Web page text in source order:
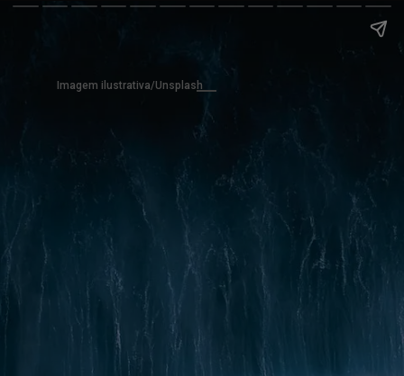
Imagem ilustrativa/Unsplash